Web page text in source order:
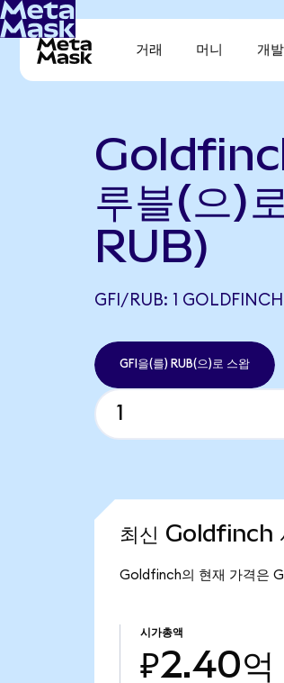
거래 머니 개
루블(으)
RUB)
GFI/RUB: 1
GFI을(를) RUB(으)로 스왑
최신 Goldfinch
Goldfinch의 현재 가격은
시가총액
₽2.40억